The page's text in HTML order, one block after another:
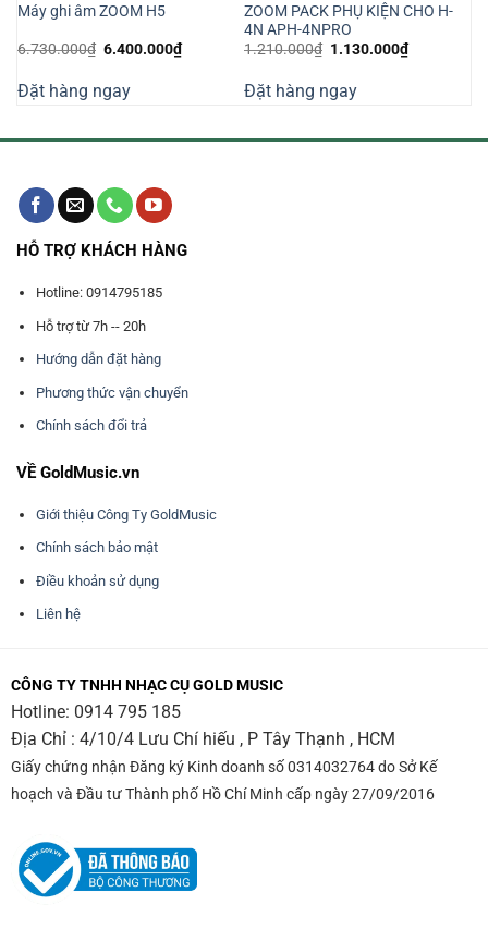
Máy ghi âm ZOOM H5
6.730.000₫ Giá
6.730.000₫.
6.400.000₫Giá
hiện
6.400.000₫.
Đặt hàng ngay
ZOOM PACK PHỤ KIỆN CHO H-
4N APH-4NPRO
1.210.000₫ Giá
1.210.000₫.
1.130.000₫Giá
hiện
Đặt hàng ngay
HỖ TRỢ KHÁCH HÀNG
Hotline: 0914795185
Hỗ trợ từ 7h -- 20h
Hướng dẫn đặt hàng
Phương thức vận chuyển
Chính sách đổi trả
VỀ GoldMusic.vn
Giới thiệu Công Ty GoldMusic
Chính sách bảo mật
Điều khoản sử dụng
Liên hệ
CÔNG TY TNHH NHẠC CỤ GOLD MUSIC
Hotline: 0914 795 185
Địa Chỉ : 4/10/4 Lưu Chí hiếu , P Tây Thạnh , HCM
Giấy chứng nhận Đăng ký Kinh doanh số 0314032764 do Sở Kế
hoạch và Đầu tư Thành phố Hồ Chí Minh cấp ngày 27/09/2016